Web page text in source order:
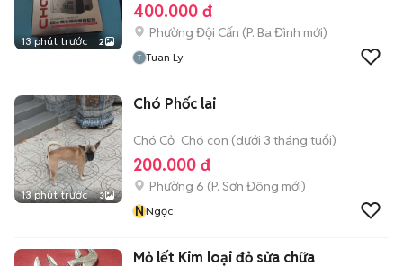
13 phút trước 2
400.000 đ
Phường Đội Cấn (P. Ba Đình mới)
Tuan Ly
13 phút trước 3
Chó Phốc lai
Chó Cỏ Chó con (dưới 3 tháng tuổi)
200.000 đ
Phường 6 (P. Sơn Đông mới)
NNgọc
Mỏ lết Kim loại đỏ sửa chữa